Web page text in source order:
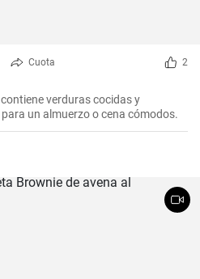
Cuota 2
verduras cocidas y
un almuerzo o cena cómodos.